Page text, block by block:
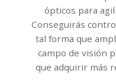
ópticos para
Conseguirás
tal forma que
campo de visión
que adquirir más